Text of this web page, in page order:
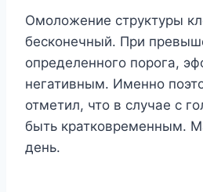
Омоложение структуры
бесконечный. При
определенного порога,
негативным. Именно
отметил, что в случае с
быть кратковременным.
день.